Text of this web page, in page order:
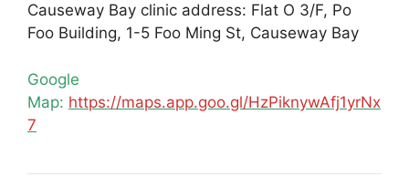
Causeway Bay clinic address: Flat O 3/F, Po
Foo Building, 1-5 Foo Ming St, Causeway Bay
Google
Map: https://maps.app.goo.gl/HzPiknywAfj1yrNx
7